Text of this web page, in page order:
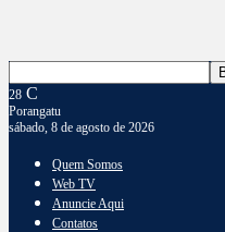
28 C
Porangatu
sábado, 8 de agosto de 2026
Quem Somos
Web TV
Anuncie Aqui
Contatos